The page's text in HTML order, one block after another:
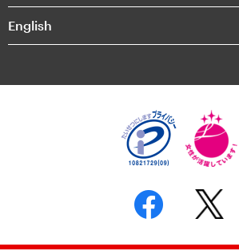
個人情報保護方針
反社会的勢力に対する基本方針
書面による個人情報の開示等の請求の手続きについて
English